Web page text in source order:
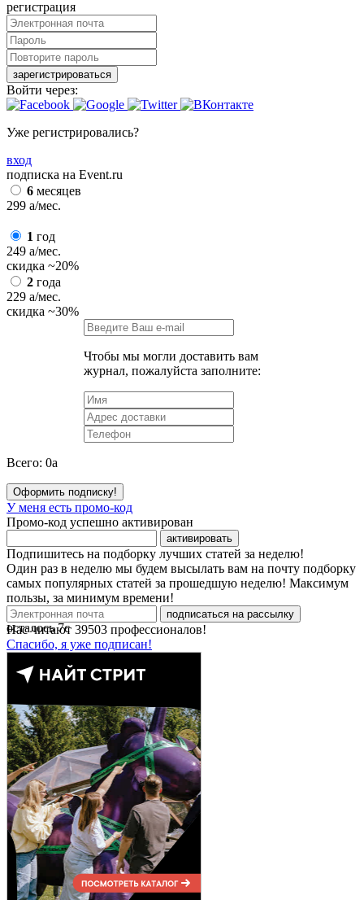
регистрация
зарегистрироваться
Войти через:
Уже регистрировались?
вход
подписка на Event.ru
6 месяцев
299 a/мес.
1 год
249 a/мес.
скидка ~20%
2 года
229 a/мес.
скидка ~30%
Чтобы мы могли доставить вам
журнал, пожалуйста заполните:
Всего: 0a
Оформить подписку!
У меня есть промо-код
Промо-код успешно активирован
активировать
Подпишитесь на подборку лучших статей за неделю!
Один раз в неделю мы будем высылать вам на почту подборку
самых популярных статей за прошедшую неделю! Максимум
пользы, за минимум времени!
подписаться на рассылку
Нас читают 39503 профессионалов!
Спасибо, я уже подписан!
осталось7с